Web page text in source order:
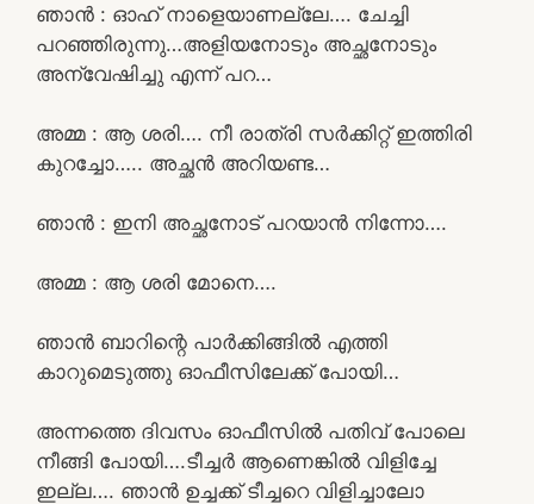
ഞാൻ : ഓഹ് നാളെയാണല്ലേ…. ചേച്ചി
പറഞ്ഞിരുന്നു…അളിയനോടും അച്ഛനോടും
അന്വേഷിച്ചു എന്ന് പറ…
അമ്മ : ആ ശരി…. നീ രാത്രി സർക്കിറ്റ് ഇത്തിരി
കുറച്ചോ….. അച്ഛൻ അറിയണ്ട…
ഞാൻ : ഇനി അച്ഛനോട് പറയാൻ നിന്നോ….
അമ്മ : ആ ശരി മോനെ….
ഞാൻ ബാറിന്റെ പാർക്കിങ്ങിൽ എത്തി
കാറുമെടുത്തു ഓഫീസിലേക്ക് പോയി…
അന്നത്തെ ദിവസം ഓഫീസിൽ പതിവ് പോലെ
നീങ്ങി പോയി….ടീച്ചർ ആണെങ്കിൽ വിളിച്ചേ
ഇല്ല…. ഞാൻ ഉച്ചക്ക് ടീച്ചറെ വിളിച്ചാലോ